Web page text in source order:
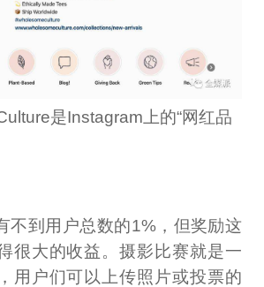
是Instagram上的“网红品
不到用户总数的1%，但奖励这
很大的收益。摄影比赛就是一
用户们可以上传照片或投票的